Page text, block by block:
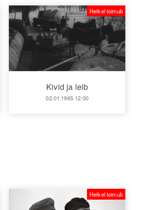
Kivid ja leib
02.01.1965 12:00
Hetkel toimub
Hetkel toimub